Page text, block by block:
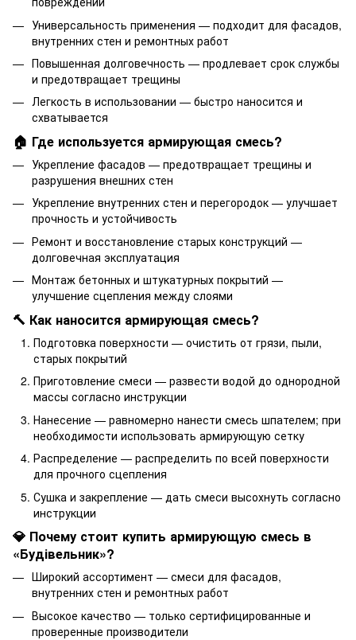
Универсальность применения — подходит для фасадов,
внутренних стен и ремонтных работ
Повышенная долговечность — продлевает срок службы
и предотвращает трещины
Легкость в использовании — быстро наносится и
схватывается
🏠 Где используется армирующая смесь?
Укрепление фасадов — предотвращает трещины и
разрушения внешних стен
Укрепление внутренних стен и перегородок — улучшает
прочность и устойчивость
Ремонт и восстановление старых конструкций —
долговечная эксплуатация
Монтаж бетонных и штукатурных покрытий —
улучшение сцепления между слоями
🔨 Как наносится армирующая смесь?
Подготовка поверхности — очистить от грязи, пыли,
старых покрытий
Приготовление смеси — развести водой до однородной
массы согласно инструкции
Нанесение — равномерно нанести смесь шпателем; при
необходимости использовать армирующую сетку
Распределение — распределить по всей поверхности
для прочного сцепления
Сушка и закрепление — дать смеси высохнуть согласно
инструкции
💎 Почему стоит купить армирующую смесь в
«Будівельник»?
Широкий ассортимент — смеси для фасадов,
внутренних стен и ремонтных работ
Высокое качество — только сертифицированные и
проверенные производители